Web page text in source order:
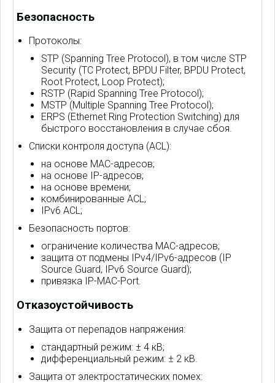
Безопасность
Протоколы:
STP (Spanning Tree Protocol), в том числе STP
Security (TC Protect, BPDU Filter, BPDU Protect,
Root Protect, Loop Protect);
RSTP (Rapid Spanning Tree Protocol);
MSTP (Multiple Spanning Tree Protocol);
ERPS (Ethernet Ring Protection Switching) для
быстрого восстановления в случае сбоя.
Списки контроля доступа (ACL):
на основе MAC-адресов;
на основе IP-адресов;
на основе времени;
комбинированные ACL;
IPv6 ACL;
Безопасность портов:
ограничение количества MAC-адресов;
защита от подмены IPv4/IPv6-адресов (IP
Source Guard, IPv6 Source Guard);
привязка IP-MAC-Port.
Отказоустойчивость
Защита от перепадов напряжения:
стандартный режим: ± 4 кВ;
дифференциальный режим: ± 2 кВ.
Защита от электростатических помех: